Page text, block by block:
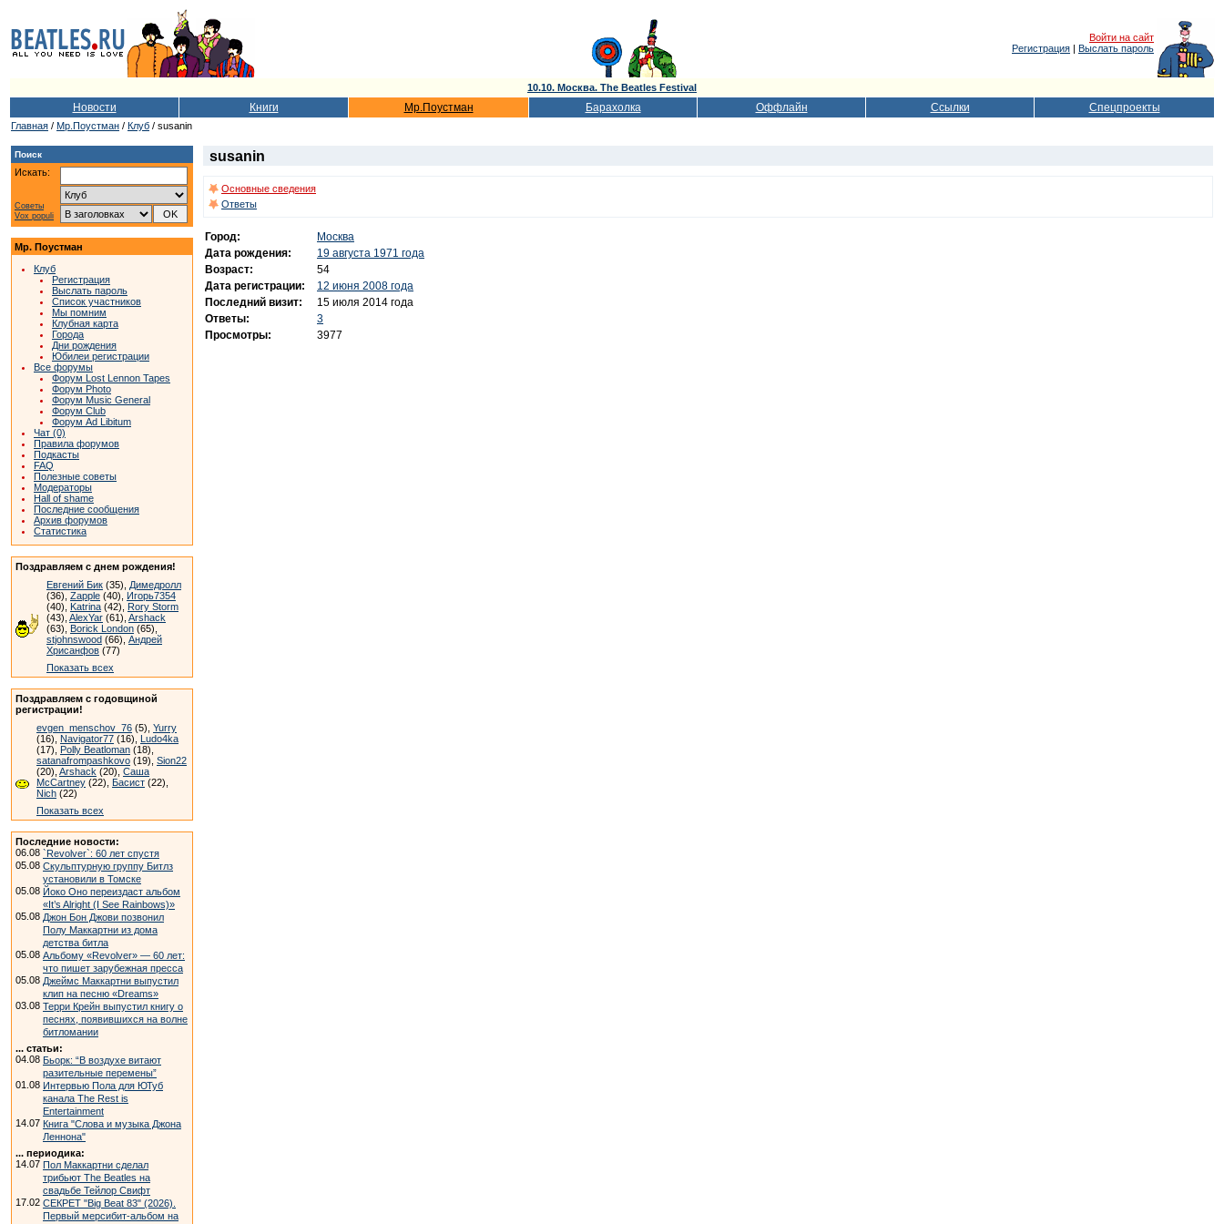
Войти на сайт
Регистрация | Выслать пароль
10.10. Москва. The Beatles Festival
Новости Книги Мр.Поустман Барахолка Оффлайн Ссылки Спецпроекты
Главная / Мр.Поустман / Клуб / susanin
Поиск
Искать:
Советы
Vox populi
Мр. Поустман
Клуб
Регистрация
Выслать пароль
Список участников
Мы помним
Клубная карта
Города
Дни рождения
Юбилеи регистрации
Все форумы
Форум Lost Lennon Tapes
Форум Photo
Форум Music General
Форум Club
Форум Ad Libitum
Чат (0)
Правила форумов
Подкасты
FAQ
Полезные советы
Модераторы
Hall of shame
Последние сообщения
Архив форумов
Статистика
Поздравляем с днем рождения!
Евгений Бик (35), Димедролл
(36), Zapple (40), Игорь7354
(40), Katrina (42), Rory Storm
(43), AlexYar (61), Arshack
(63), Borick London (65),
stjohnswood (66), Андрей
Хрисанфов (77)
Показать всех
Поздравляем с годовщиной
регистрации!
evgen_menschov_76 (5), Yurry
(16), Navigator77 (16), Ludo4ka
(17), Polly Beatloman (18),
satanafrompashkovo (19), Sion22
(20), Arshack (20), Саша
McCartney (22), Басист (22),
Nich (22)
Показать всех
Последние новости:
06.08 `Revolver`: 60 лет спустя
05.08 Скульптурную группу Битлз
установили в Томске
05.08 Йоко Оно переиздаст альбом
«It’s Alright (I See Rainbows)»
05.08 Джон Бон Джови позвонил
Полу Маккартни из дома
детства битла
05.08 Альбому «Revolver» — 60 лет:
что пишет зарубежная пресса
05.08 Джеймс Маккартни выпустил
клип на песню «Dreams»
03.08 Терри Крейн выпустил книгу о
песнях, появившихся на волне
битломании
... статьи:
04.08 Бьорк: “В воздухе витают
разительные перемены”
01.08 Интервью Пола для ЮТуб
канала The Rest is
Entertainment
14.07 Книга "Слова и музыка Джона
Леннона"
... периодика:
14.07 Пол Маккартни сделал
трибьют The Beatles на
свадьбе Тейлор Свифт
17.02 СЕКРЕТ "Big Beat 83" (2026).
Первый мерсибит-альбом на
susanin
Основные сведения
Ответы
Город:
Москва
Дата рождения:
19 августа 1971 года
Возраст:
54
Дата регистрации:
12 июня 2008 года
Последний визит:
15 июля 2014 года
Ответы:
3
Просмотры:
3977